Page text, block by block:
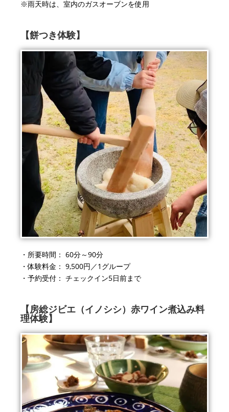
※雨天時は、室内のガスオーブンを使用
【餅つき体験】
・所要時間： 60分～90分
・体験料金： 9,500円／1グループ
・予約受付： チェックイン5日前まで
【房総ジビエ（イノシシ）赤ワイン煮込み料
理体験】